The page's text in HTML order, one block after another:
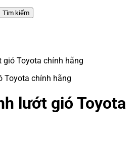
Tìm kiếm
Toyota chính hãng
lướt gió Toyota